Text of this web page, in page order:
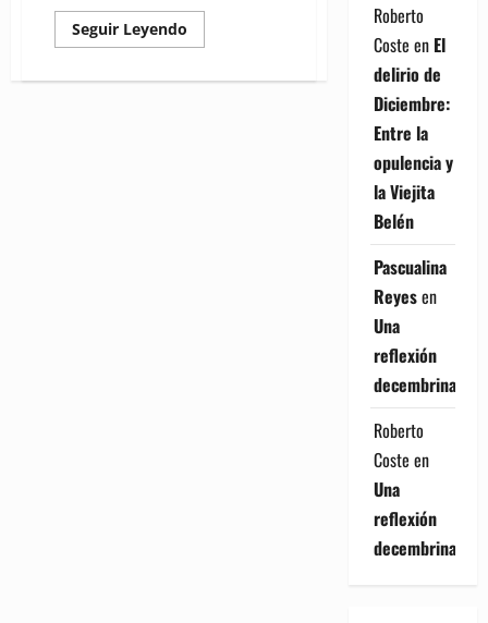
Seguir Leyendo
more
propone
Roberto
Coste en El
delirio de
Diciembre:
Entre la
opulencia y
la Viejita
Belén
Pascualina
Reyesen
Una
reflexión
decembrina
Roberto
Coste en
Una
reflexión
decembrina